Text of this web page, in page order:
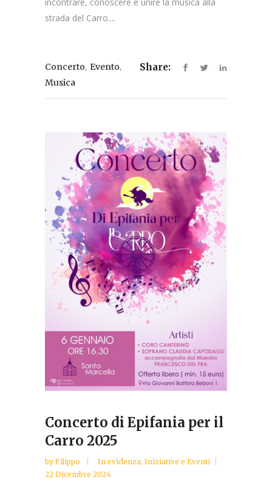
strada del Carro....
Concerto, Evento,
Musica
Share:
Concerto di Epifania per il
Carro 2025
by Filippo In evidenza, Iniziative e Eventi
22 Dicembre 2024